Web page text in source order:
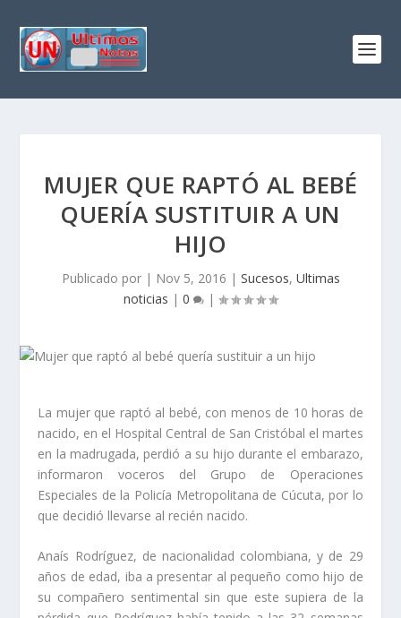
MUJER QUE RAPTÓ AL BEBÉ
QUERÍA SUSTITUIR A UN
HIJO
Publicado por | Nov 5, 2016 | Sucesos, Ultimas
noticias | 0 |
La mujer que raptó al bebé, con menos de 10 horas de
nacido, en el Hospital Central de San Cristóbal el martes
en la madrugada, perdió a su hijo durante el embarazo,
informaron voceros del Grupo de Operaciones
Especiales de la Policía Metropolitana de Cúcuta, por lo
que decidió llevarse al recién nacido.
Anaís Rodríguez, de nacionalidad colombiana, y de 29
años de edad, iba a presentar al pequeño como hijo de
su compañero sentimental sin que este supiera de la